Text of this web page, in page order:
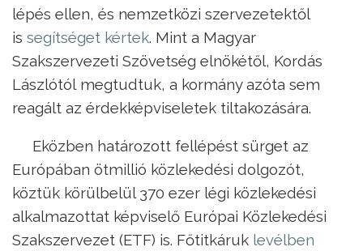
lépés ellen, és nemzetközi szervezetektől
is segítséget kértek. Mint a Magyar
Szakszervezeti Szövetség elnökétől, Kordás
Lászlótól megtudtuk, a kormány azóta sem
reagált az érdekképviseletek tiltakozására.
Eközben határozott fellépést sürget az
Európában ötmillió közlekedési dolgozót,
köztük körülbelül 370 ezer légi közlekedési
alkalmazottat képviselő Európai Közlekedési
Szakszervezet (ETF) is. Főtitkáruk levélben